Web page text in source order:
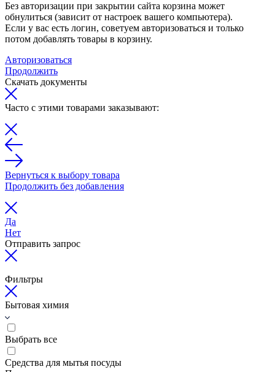
Без авторизации при закрытии сайта корзина может
обнулиться (зависит от настроек вашего компьютера).
Если у вас есть логин, советуем авторизоваться и только
потом добавлять товары в корзину.
Авторизоваться
Продолжить
Скачать документы
Часто с этими товарами заказывают:
Вернуться к выбору товара
Продолжить без добавления
Да
Нет
Отправить запрос
Фильтры
Бытовая химия
Выбрать все
Средства для мытья посуды